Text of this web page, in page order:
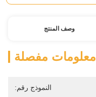
وصف المنتج
معلومات مفصلة
النموذج رقم: